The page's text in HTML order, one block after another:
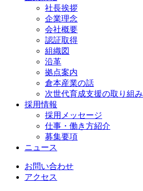
社長挨拶
企業理念
会社概要
認証取得
組織図
沿革
拠点案内
倉本産業の話
次世代育成支援の取り組み
採用情報
採用メッセージ
仕事・働き方紹介
募集要項
ニュース
お問い合わせ
アクセス